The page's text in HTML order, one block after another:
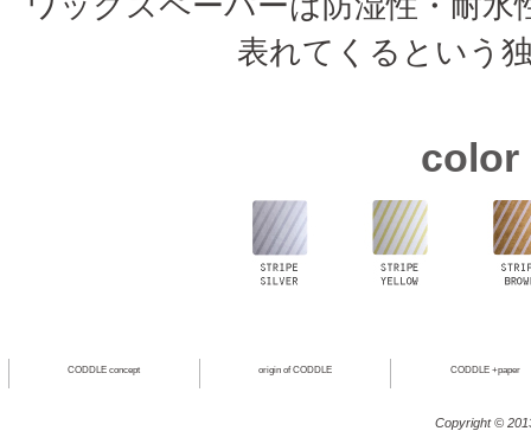
表れてくるという
color
CODDLE concept origin of CODDLE CODDLE +paper
Copyright ©